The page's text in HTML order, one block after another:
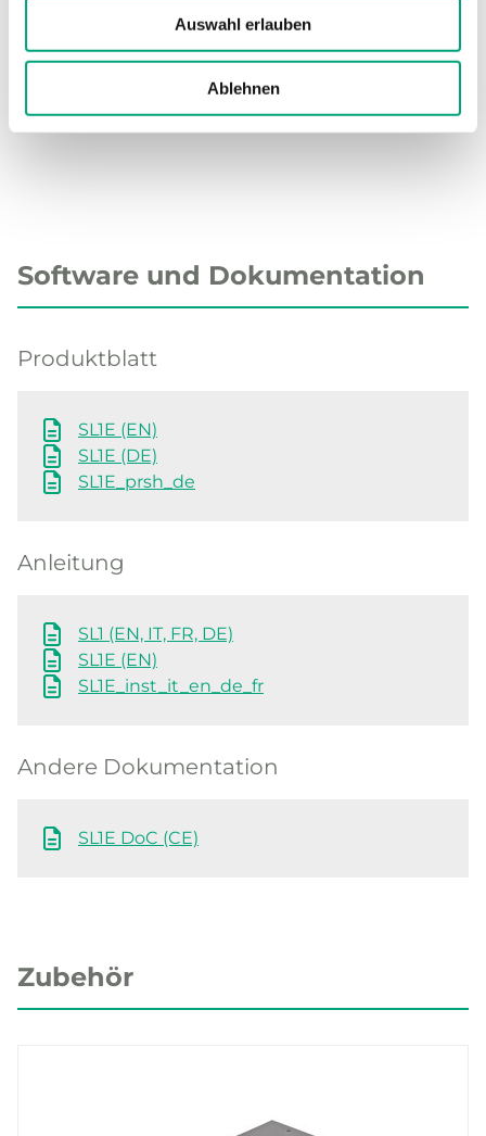
Auswahl erlauben
Ablehnen
Material, Paddel
Paddel aus
Edelstahl AISI
Software und Dokumentation
Produktblatt
SL1E (EN)
SL1E (DE)
SL1E_prsh_de
Anleitung
SL1 (EN, IT, FR, DE)
SL1E (EN)
SL1E_inst_it_en_de_fr
Andere Dokumentation
SL1E DoC (CE)
Zubehör